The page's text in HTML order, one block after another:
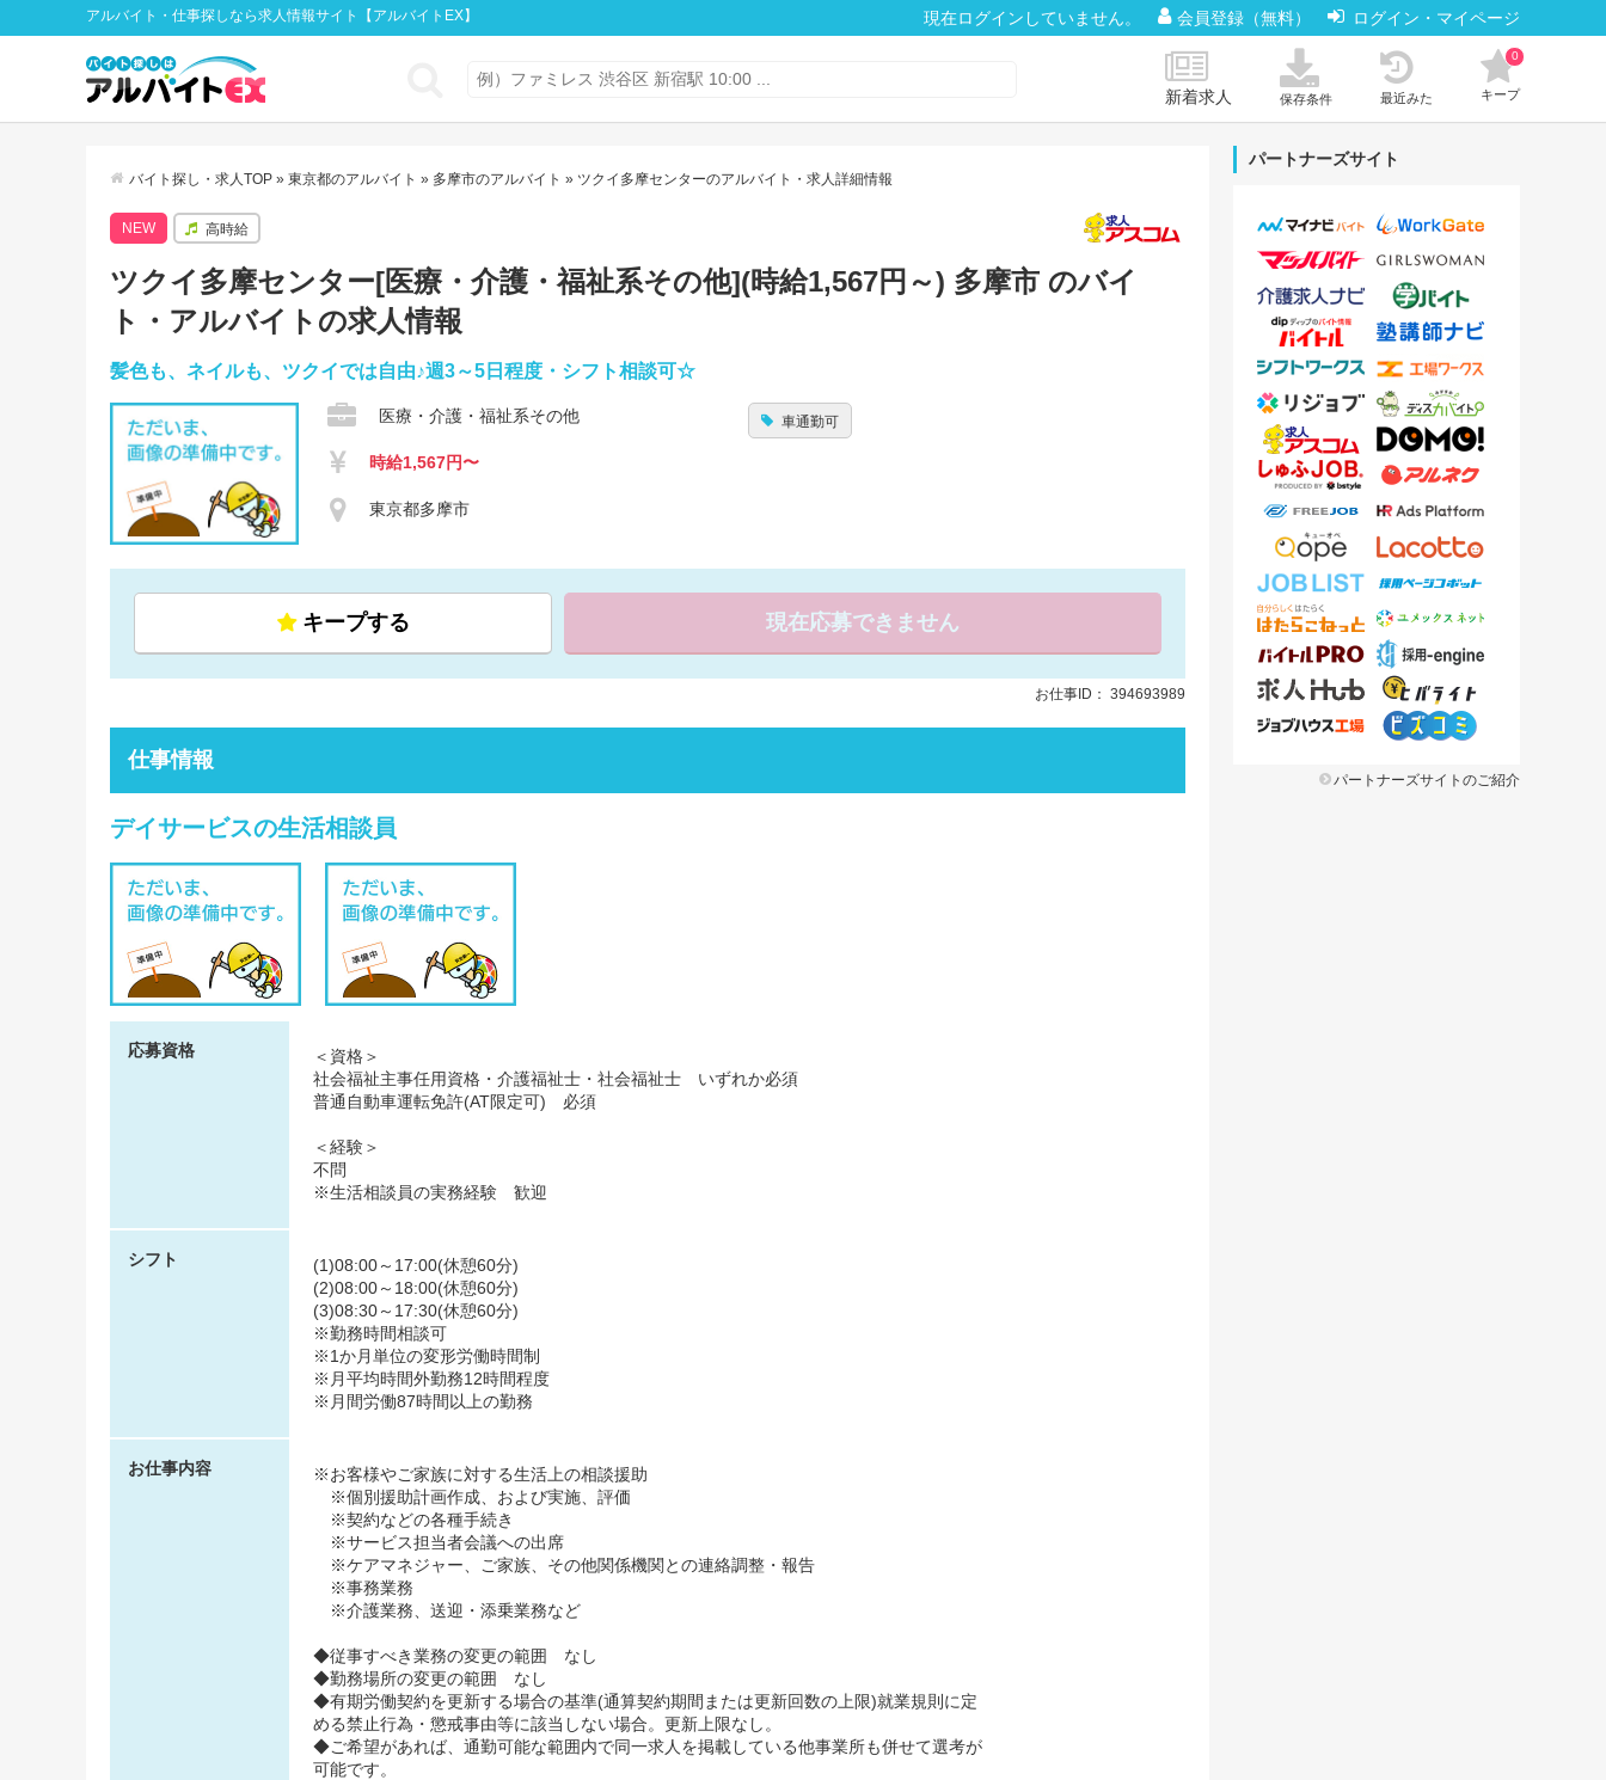
アルバイト・仕事探しなら求人情報サイト【アルバイトEX】 現在ログインしていません。 会員登録（無料） ログイン・マイページ
新着求人 保存条件 最近みた キープ
0
バイト探し・求人TOP » 東京都のアルバイト » 多摩市のアルバイト » ツクイ多摩センターのアルバイト・求人詳細情報
NEW 高時給
ツクイ多摩センター[医療・介護・福祉系その他](時給1,567円～) 多摩市 のバイ
ト・アルバイトの求人情報
髪色も、ネイルも、ツクイでは自由♪週3～5日程度・シフト相談可☆
医療・介護・福祉系その他
時給1,567円〜
東京都多摩市
車通勤可
キープする 現在応募できません
お仕事ID： 394693989
仕事情報
デイサービスの生活相談員
応募資格
＜資格＞
社会福祉主事任用資格・介護福祉士・社会福祉士 いずれか必須
普通自動車運転免許(AT限定可) 必須
＜経験＞
不問
※生活相談員の実務経験 歓迎
シフト
(1)08:00～17:00(休憩60分)
(2)08:00～18:00(休憩60分)
(3)08:30～17:30(休憩60分)
※勤務時間相談可
※1か月単位の変形労働時間制
※月平均時間外勤務12時間程度
※月間労働87時間以上の勤務
お仕事内容
※お客様やご家族に対する生活上の相談援助
※個別援助計画作成、および実施、評価
※契約などの各種手続き
※サービス担当者会議への出席
※ケアマネジャー、ご家族、その他関係機関との連絡調整・報告
※事務業務
※介護業務、送迎・添乗業務など
◆従事すべき業務の変更の範囲 なし
◆勤務場所の変更の範囲 なし
◆有期労働契約を更新する場合の基準(通算契約期間または更新回数の上限)就業規則に定
める禁止行為・懲戒事由等に該当しない場合。更新上限なし。
◆ご希望があれば、通勤可能な範囲内で同一求人を掲載している他事業所も併せて選考が
可能です。
パートナーズサイト
パートナーズサイトのご紹介